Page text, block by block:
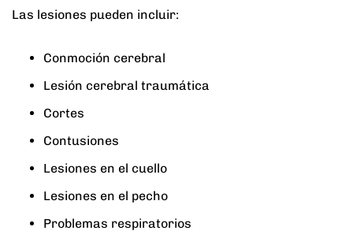
Las lesiones pueden incluir:
Conmoción cerebral
Lesión cerebral traumática
Cortes
Contusiones
Lesiones en el cuello
Lesiones en el pecho
Problemas respiratorios